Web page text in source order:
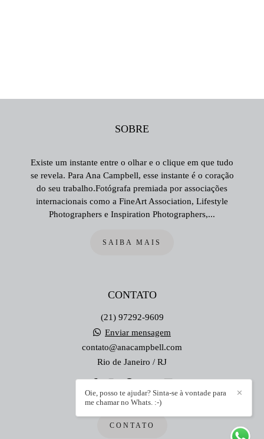
SOBRE
Existe um instante entre o olhar e o clique em que tudo
se revela. Para Ana Campbell, esse instante é o coração
do seu trabalho.Fotógrafa premiada por associações
internacionais como a FineArt Association, Lifestyle
Photographers e Inspiration Photographers,...
SAIBA MAIS
CONTATO
(21) 97292-9609
Enviar mensagem
contato@anacampbell.com
Rio de Janeiro / RJ
CONTATO
✕
Oie, posso te ajudar? Sinta-se à vontade para
me chamar no Whats. :-)